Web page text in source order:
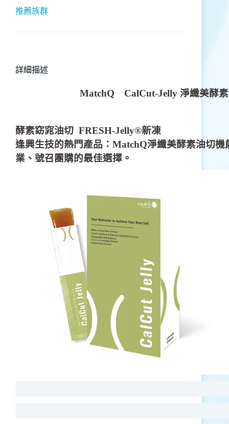
推薦族群
詳細描述
MatchQ CalCut-Jelly 淨纖美酵
酵素窈窕油切 FRESH-Jelly®新凍
逢興生技的熱門產品：MatchQ淨纖美酵素油切機
業、號召團購的最佳選擇。